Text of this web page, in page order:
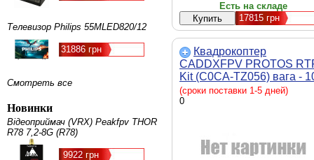
Телевизор Philips 55MLED820/12
31886 грн
Смотреть все
Новинки
Відеоприймач (VRX) Peakfpv THOR
R78 7,2-8G (R78)
9922 грн
Есть на складе
17815грн
Квадрокоптер
CADDXFPV PROTOS
Kit (C0CA-TZ056) вага -
г, матриця - 1/1.28”
робочі частоти пульта -
(сроки поставки 1-5 дней)
0